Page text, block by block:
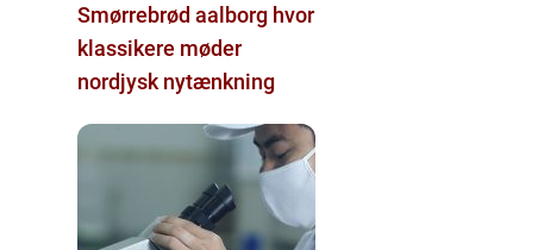
Smørrebrød aalborg hvor
klassikere møder
nordjysk nytænkning